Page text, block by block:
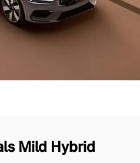
Mild Hybrid